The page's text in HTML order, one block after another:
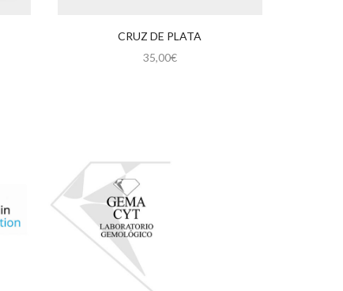
CRUZ DE PLATA
35,00€